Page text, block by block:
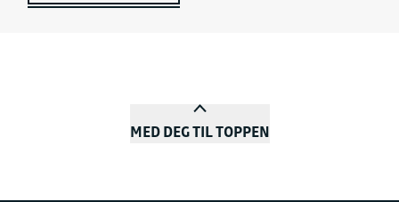
MED DEG TIL TOPPEN